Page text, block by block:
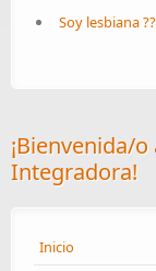
Soy lesbiana
¡Bienvenida/
Integradora!
Inicio